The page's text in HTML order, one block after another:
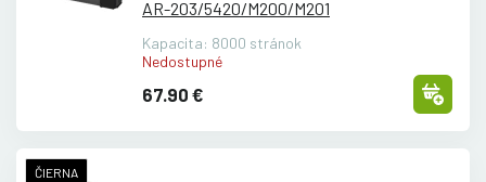
AR-203/5420/M200/M201
Kapacita: 8000 stránok
Nedostupné
67.90 €
ČIERNA